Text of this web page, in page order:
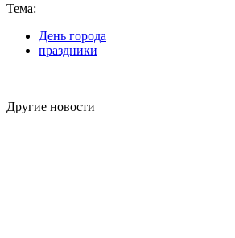
Тема:
День города
праздники
Другие новости